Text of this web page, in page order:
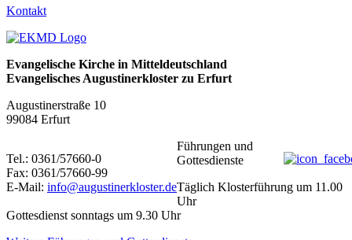
Kontakt
Evangelische Kirche in Mitteldeutschland
Evangelisches Augustinerkloster zu Erfurt
Augustinerstraße 10
99084 Erfurt
Tel.: 0361/57660-0
Fax: 0361/57660-99
E-Mail: info@augustinerkloster.de
Führungen und
Gottesdienste
Täglich Klosterführung um 11.00
Uhr
Gottesdienst sonntags um 9.30 Uhr